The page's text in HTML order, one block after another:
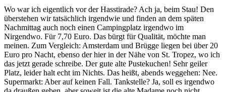
Wo war ich eigentlich vor der Hasstirade? Ach ja, beim Stau! Den
überstehen wir tatsächlich irgendwie und finden an dem späten
Nachmittag auch noch einen Campingplatz irgendwo im
Nirgendwo. Für 7,70 Euro. Das bürgt für Qualität, möchte man
meinen. Zum Vergleich: Amsterdam und Brügge liegen bei über 20
Euro pro Nacht, ebenso der hier in der Nähe von St. Tropez, wo ich
das jetzt gerade schreibe. Der gute alte Pustekuchen! Sehr geiler
Platz, leider halt echt im Nichts. Das heißt, abends weggehen: Nee.
Supermarkt: Aber auf keinen Fall. Tankstelle? Ja, soll es irgendwo